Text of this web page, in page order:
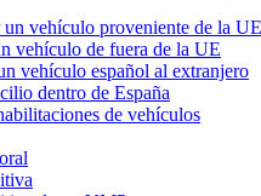
vehículo proveniente de la UE
vehículo de fuera de la UE
vehículo español al extranjero
dentro de España
de vehículos